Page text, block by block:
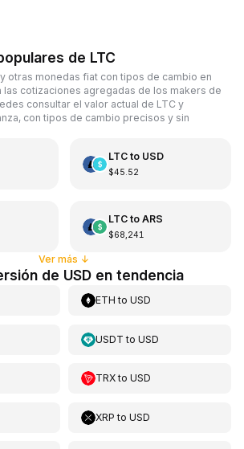
de LTC
otras monedas fiat con tipos de cambio en
las cotizaciones agregadas de los makers de
consultar el valor actual de LTC y
con tipos de cambio precisos y sin
LTCto USD
$45.52
LTCto ARS
$68,241
Ver más ↓
de USD en tendencia
ETH toUSD
USDT toUSD
TRXtoUSD
XRP toUSD